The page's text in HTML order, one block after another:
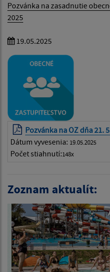
Pozvánka na zasadnutie
2025
19.05.2025
Pozvánka na OZ dňa 21.
Dátum vyvesenia: 19.05.2025
Počet stiahnutí:148x
Zoznam aktualít: